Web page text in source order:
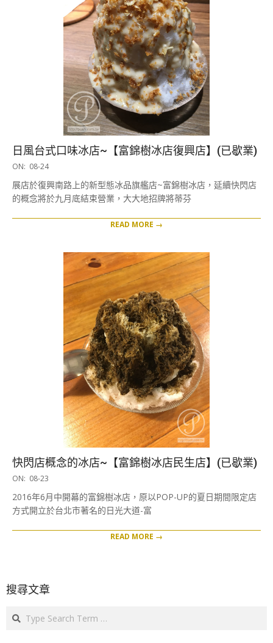
日風台式口味冰店~【富錦樹冰店復興店】(已歇業)
2016-
24
ON: 08-24
展店於復興南路上的新型態冰品旗艦店~富錦樹冰店，延續快閃店
的概念將於九月底結束營業，大大地招牌將蒂芬
READ MORE →
快閃店概念的冰店~【富錦樹冰店民生店】(已歇業)
2016-
23
ON: 08-23
2016年6月中開幕的富錦樹冰店，原以POP-UP的夏日期間限定店
方式開立於台北市著名的日光大道-富
READ MORE →
搜尋文章
Search